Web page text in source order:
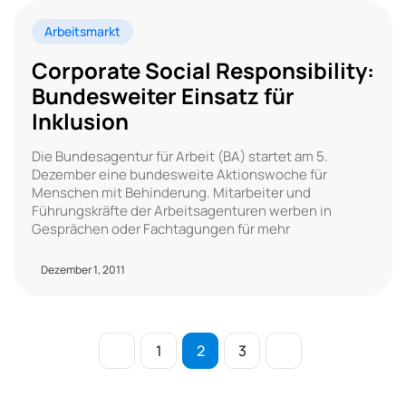
Arbeitsmarkt
Corporate Social Responsibility:
Bundesweiter Einsatz für
Inklusion
Die Bundesagentur für Arbeit (BA) startet am 5.
Dezember eine bundesweite Aktionswoche für
Menschen mit Behinderung. Mitarbeiter und
Führungskräfte der Arbeitsagenturen werben in
Gesprächen oder Fachtagungen für mehr
Dezember 1, 2011
1 2 3